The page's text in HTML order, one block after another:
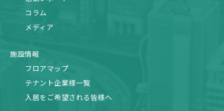
コラム
メディア
施設情報
フロアマップ
テナント企業様一覧
入居をご希望される皆様へ